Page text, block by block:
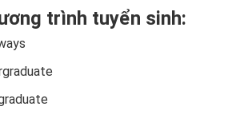
trình tuyển sinh: